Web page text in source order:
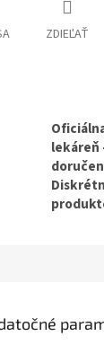
ZDIEĽAŤ
lekáreň